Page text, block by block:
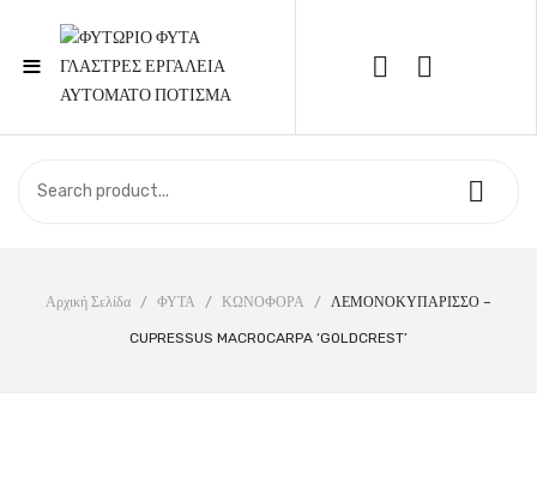
≡
Call Support: 210 6857844
ΣΧΕΤΙΚΆ ΜΕ ΕΜΆΣ
ΕΠΙΚΟΙΝΩΝΊΑ
Αρχική Σελίδα / ΦΥΤΑ / ΚΩΝΟΦΟΡΑ / ΛΕΜΟΝΟΚΥΠΑΡΙΣΣΟ –
CUPRESSUS MACROCARPA ‘GOLDCREST’